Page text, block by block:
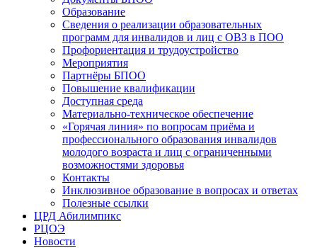
Образование
Сведения о реализации образовательных
программ для инвалидов и лиц с ОВЗ в ПОО
Профориентация и трудоустройство
Мероприятия
Партнёры БПОО
Повышение квалификации
Доступная среда
Материально-техническое обеспечение
«Горячая линия» по вопросам приёма и
профессионального образования инвалидов
молодого возраста и лиц с ограниченными
возможностями здоровья
Контакты
Инклюзивное образование в вопросах и ответах
Полезные ссылки
ЦРД Абилимпикс
РЦОЭ
Новости